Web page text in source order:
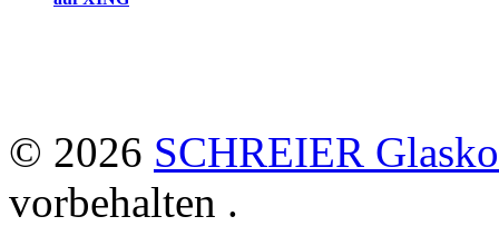
© 2026 SCHREIER
vorbehalten .